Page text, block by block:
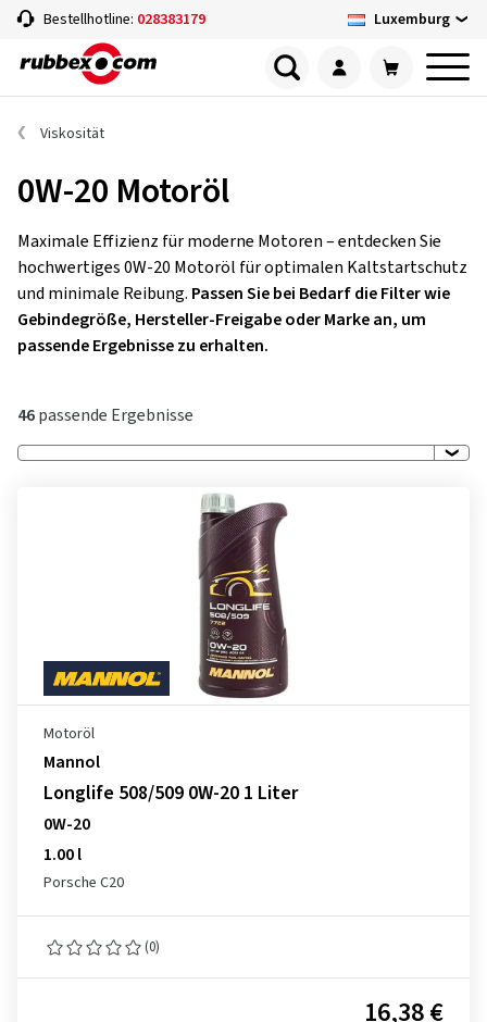
Bestellhotline: 028383179 Luxemburg
Viskosität
0W-20 Motoröl
Maximale Effizienz für moderne Motoren – entdecken Sie
hochwertiges 0W-20 Motoröl für optimalen Kaltstartschutz
und minimale Reibung. Passen Sie bei Bedarf die Filter wie
Gebindegröße, Hersteller-Freigabe oder Marke an, um
passende Ergebnisse zu erhalten.
46passende Ergebnisse
Motoröl
Mannol
Longlife 508/509 0W-20 1 Liter
0W-20
1.00 l
Porsche C20
(0)
16,38 €